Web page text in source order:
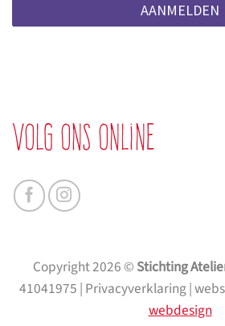
AANMELDEN
Volg ons online
Copyright 2026 © Stichting
41041975 | Privacyverklaring |
webdesign